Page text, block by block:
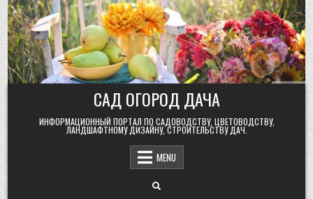
Skip
to
content
САД ОГОРОД ДАЧА
ИНФОРМАЦИОННЫЙ ПОРТАЛ ПО САДОВОДСТВУ, ЦВЕТОВОДСТВУ,
ЛАНДШАФТНОМУ ДИЗАЙНУ, СТРОИТЕЛЬСТВУ ДАЧ.
MENU